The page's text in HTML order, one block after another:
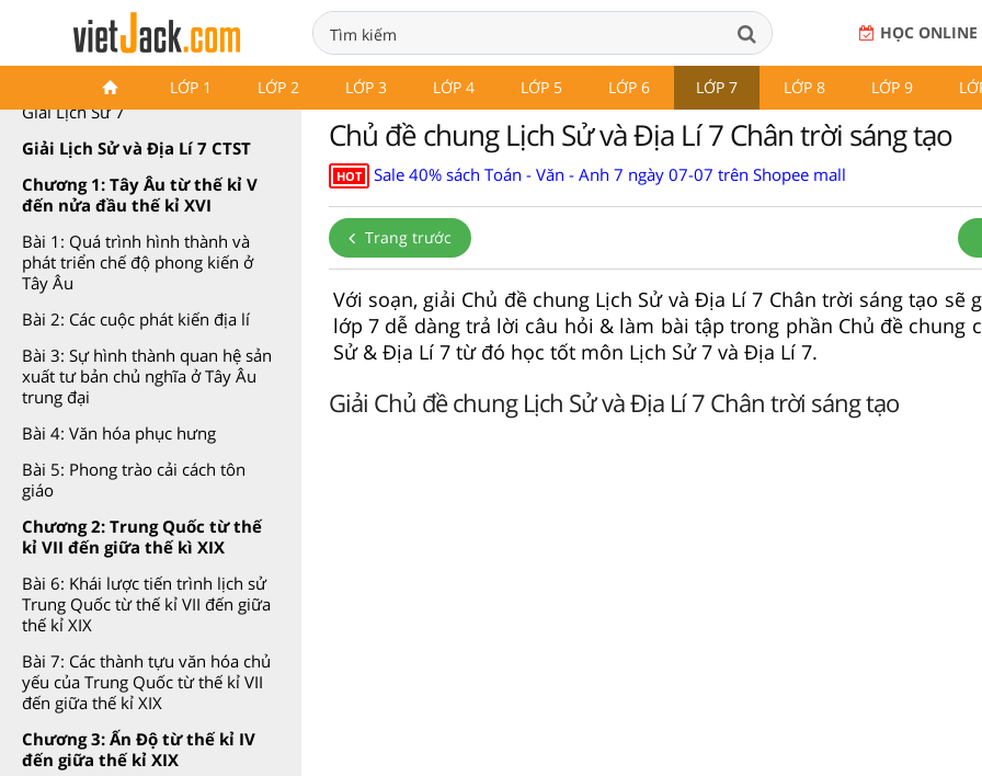
HỌC ONLINE
LỚP 1 LỚP 2 LỚP 3 LỚP 4 LỚP 5 LỚP 6 LỚP 7 LỚP 8 LỚP 9
Lịch Sử 7 Chân trời sáng tạo
Giải Lịch Sử 7
Giải Lịch Sử và Địa Lí 7 CTST
Chương 1: Tây Âu từ thế kỉ V
đến nửa đầu thế kỉ XVI
Bài 1: Quá trình hình thành và
phát triển chế độ phong kiến ở
Tây Âu
Bài 2: Các cuộc phát kiến địa lí
Bài 3: Sự hình thành quan hệ sản
xuất tư bản chủ nghĩa ở Tây Âu
trung đại
Bài 4: Văn hóa phục hưng
Bài 5: Phong trào cải cách tôn
giáo
Chương 2: Trung Quốc từ thế
kỉ VII đến giữa thế kì XIX
Bài 6: Khái lược tiến trình lịch sử
Trung Quốc từ thế kỉ VII đến giữa
thế kỉ XIX
Bài 7: Các thành tựu văn hóa chủ
yếu của Trung Quốc từ thế kỉ VII
đến giữa thế kỉ XIX
Chương 3: Ấn Độ từ thế kỉ IV
đến giữa thế kỉ XIX
Chủ đề chung Lịch Sử và Địa Lí 7 Chân trời sáng tạo
HOT Sale 40% sách Toán - Văn - Anh 7 ngày 07-07 trên Shopee mall
Trang trước
Với soạn, giải Chủ đề chung Lịch Sử và Địa Lí 7 Chân trời sáng tạo sẽ
lớp 7 dễ dàng trả lời câu hỏi & làm bài tập trong phần Chủ đề chung
Sử & Địa Lí 7 từ đó học tốt môn Lịch Sử 7 và Địa Lí 7.
Giải Chủ đề chung Lịch Sử và Địa Lí 7 Chân trời sáng tạo